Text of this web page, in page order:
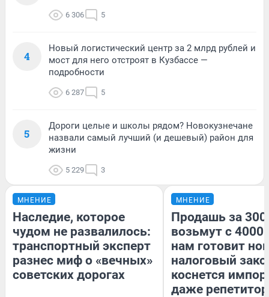
6 306 5
4
Новый логистический центр за 2 млрд рублей и
мост для него отстроят в Кузбассе —
подробности
6 287 5
5
Дороги целые и школы рядом? Новокузнечане
назвали самый лучший (и дешевый) район для
жизни
5 229 3
МНЕНИЕ
Наследие, которое
чудом не развалилось:
транспортный эксперт
разнес миф о «вечных»
советских дорогах
МНЕНИЕ
Продашь за
возьмут с
нам готовит
налоговый
коснется
даже